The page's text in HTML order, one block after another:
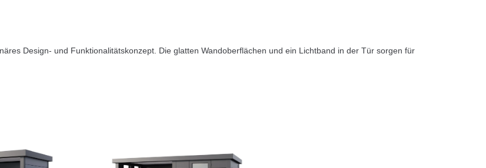
Design- und Funktionalitätskonzept. Die glatten Wandoberflächen und ein Lichtband in der Tür sorgen für